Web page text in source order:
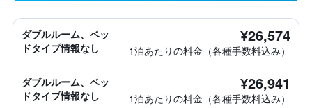
ダブルルーム、ベッ
ドタイプ情報なし
¥26,574
1泊あたりの料金（各種手数料込み）
ダブルルーム、ベッ
ドタイプ情報なし
¥26,941
1泊あたりの料金（各種手数料込み）